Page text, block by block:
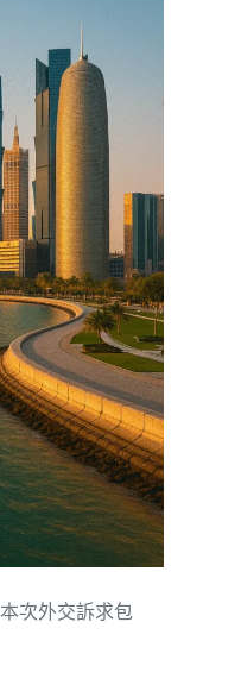
次外交訴求包